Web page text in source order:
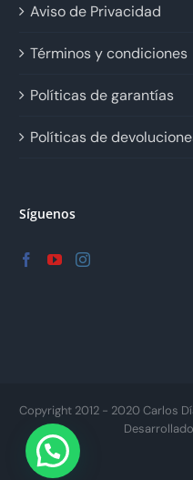
Aviso de Privacidad
Términos y condiciones
Políticas de garantías
Políticas de
Síguenos
Copyright 2012 - 2020 Carlos